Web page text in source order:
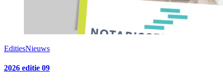
EditiesNieuws
2026 editie 09